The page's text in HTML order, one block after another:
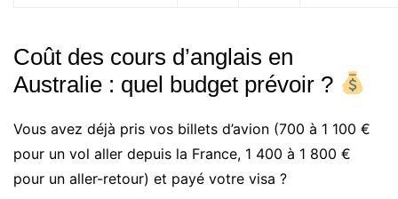
Coût des cours d’anglais en
Australie : quel budget prévoir ?
Vous avez déjà pris vos billets d’avion (700 à 1 100 €
pour un vol aller depuis la France, 1 400 à 1 800 €
pour un aller-retour) et payé votre visa ?